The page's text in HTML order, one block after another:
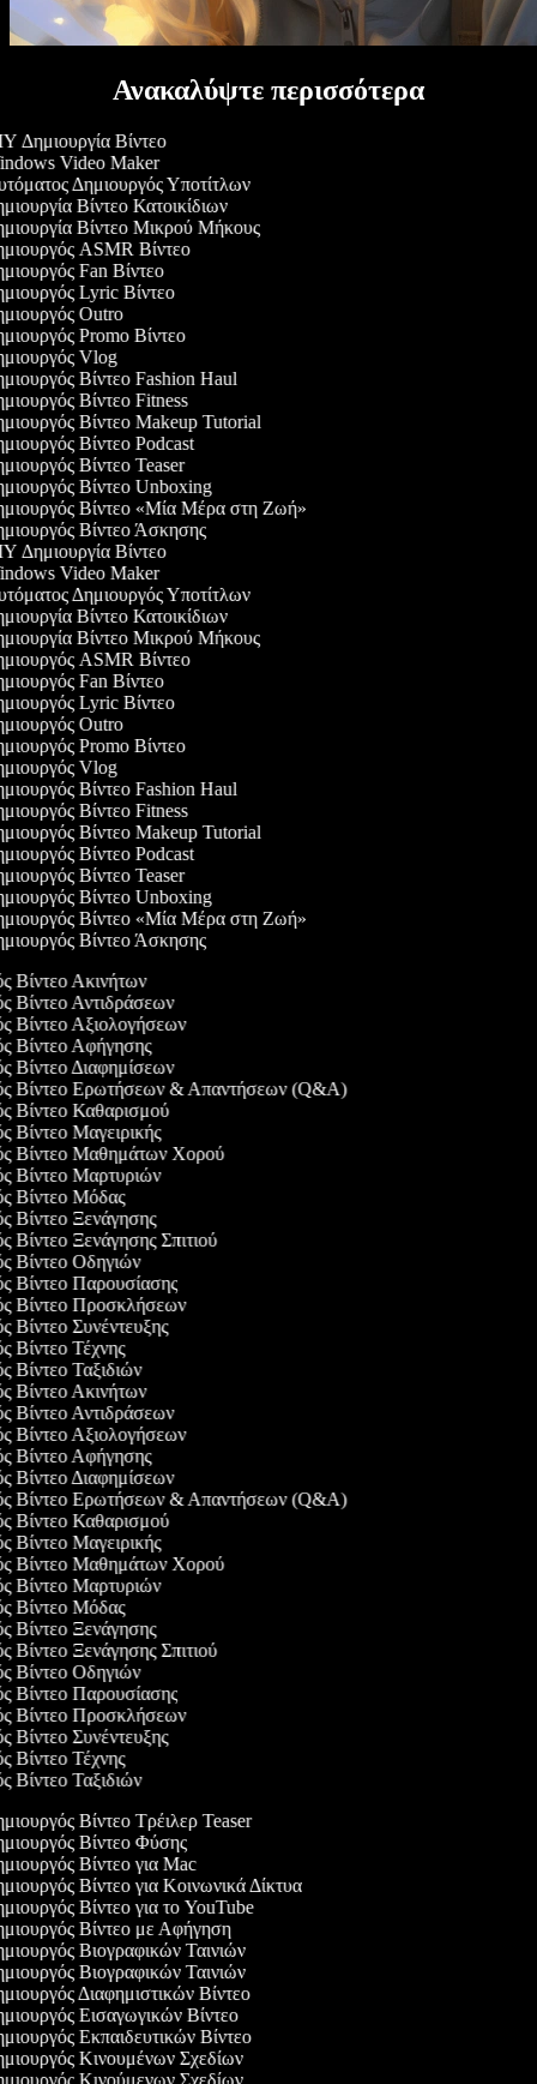
Ανακαλύψτε περισσότερα
Δημιουργία Βίντεο
Video Maker
Δημιουργός Υποτίτλων
Βίντεο Κατοικίδιων
Βίντεο Μικρού Μήκους
ASMR Βίντεο
Fan Βίντεο
Lyric Βίντεο
Outro
Promo Βίντεο
Vlog
Βίντεο Fashion Haul
Βίντεο Fitness
Βίντεο Makeup Tutorial
Βίντεο Podcast
Βίντεο Teaser
Βίντεο Unboxing
Βίντεο «Μία Μέρα στη Ζωή»
Βίντεο Άσκησης
Δημιουργία Βίντεο
Video Maker
Δημιουργός Υποτίτλων
Βίντεο Κατοικίδιων
Βίντεο Μικρού Μήκους
ASMR Βίντεο
Fan Βίντεο
Lyric Βίντεο
Outro
Promo Βίντεο
Vlog
Βίντεο Fashion Haul
Βίντεο Fitness
Βίντεο Makeup Tutorial
Βίντεο Podcast
Βίντεο Teaser
Βίντεο Unboxing
Βίντεο «Μία Μέρα στη Ζωή»
Βίντεο Άσκησης
Βίντεο Ακινήτων
Βίντεο Αντιδράσεων
Βίντεο Αξιολογήσεων
Βίντεο Αφήγησης
Βίντεο Διαφημίσεων
Βίντεο Ερωτήσεων & Απαντήσεων (Q&A)
Βίντεο Καθαρισμού
Βίντεο Μαγειρικής
Βίντεο Μαθημάτων Χορού
Βίντεο Μαρτυριών
Βίντεο Μόδας
Βίντεο Ξενάγησης
Βίντεο Ξενάγησης Σπιτιού
Βίντεο Οδηγιών
Βίντεο Παρουσίασης
Βίντεο Προσκλήσεων
Βίντεο Συνέντευξης
Βίντεο Τέχνης
Βίντεο Ταξιδιών
Βίντεο Ακινήτων
Βίντεο Αντιδράσεων
Βίντεο Αξιολογήσεων
Βίντεο Αφήγησης
Βίντεο Διαφημίσεων
Βίντεο Ερωτήσεων & Απαντήσεων (Q&A)
Βίντεο Καθαρισμού
Βίντεο Μαγειρικής
Βίντεο Μαθημάτων Χορού
Βίντεο Μαρτυριών
Βίντεο Μόδας
Βίντεο Ξενάγησης
Βίντεο Ξενάγησης Σπιτιού
Βίντεο Οδηγιών
Βίντεο Παρουσίασης
Βίντεο Προσκλήσεων
Βίντεο Συνέντευξης
Βίντεο Τέχνης
Βίντεο Ταξιδιών
Βίντεο Τρέιλερ Teaser
Βίντεο Φύσης
Βίντεο για Mac
Βίντεο για Κοινωνικά Δίκτυα
Βίντεο για το YouTube
Βίντεο με Αφήγηση
Βιογραφικών Ταινιών
Βιογραφικών Ταινιών
Διαφημιστικών Βίντεο
Εισαγωγικών Βίντεο
Εκπαιδευτικών Βίντεο
Κινουμένων Σχεδίων